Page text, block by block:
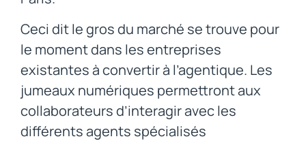
Ceci dit le gros du marché se trouve pour
le moment dans les entreprises
existantes à convertir à l’agentique. Les
jumeaux numériques permettront aux
collaborateurs d’interagir avec les
différents agents spécialisés